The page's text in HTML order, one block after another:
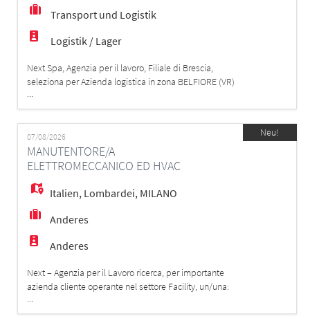
Transport und Logistik
Logistik / Lager
Next Spa, Agenzia per il lavoro, Filiale di Brescia,
seleziona per Azienda logistica in zona BELFIORE (VR)
MAGAZZINIERE MULETTISTA MANSIONI: - carico/scarico
- picking - movimentazione merci con muletto retrattile
REQUISITI: - Patentino del muletto - Uso pratico di
muletto, carrello retrattile, commissionatore verticale SI
OFFRE CONT
...
07/08/2026
MANUTENTORE/A
ELETTROMECCANICO ED HVAC
Italien, Lombardei, MILANO
Anderes
Anderes
Next – Agenzia per il Lavoro ricerca, per importante
azienda cliente operante nel settore Facility, un/una:
Manutentore/a elettromeccanico/a ed HVAC La risorsa,
verrà inserita in presidio presso azienda cliente.
...
Neu!